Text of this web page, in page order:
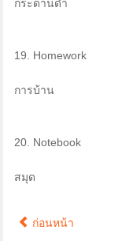
กระดานดำ
19. Homework
การบ้าน
20. Notebook
สมุด
ก่อนหน้า